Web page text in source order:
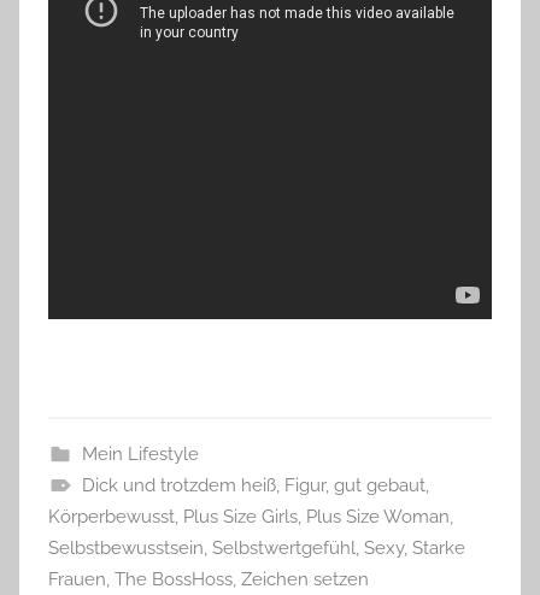
Mein Lifestyle
Dick und trotzdem heiß, Figur, gut gebaut,
Körperbewusst, Plus Size Girls, Plus Size Woman,
Selbstbewusstsein, Selbstwertgefühl, Sexy, Starke
Frauen, The BossHoss, Zeichen setzen